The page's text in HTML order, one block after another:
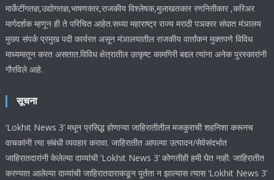
मार्केटींगतज्ञ,उद्योगतज्ञ,भाषणकार,राजकीय विश्लेषक,मुलाखतकार रणनितीकार ,करिअर
मार्गदर्शक म्हणून ही ते परिचित आहेत.सध्या महाराष्ट्र राज्य मराठी पञकार संघात मंञालय
मुख्य संपर्क प्रमुख पदी कार्यरत असून मंञालयातील राजकीय वार्तांकन मुक्तपणे विविध
माध्यमातून करत असतात.विविध क्षेत्रातील उत्कृष्ट कामगिरी बद्दल त्यांना अनेक पुरस्कारांनी
गौरविले आहे.
सूचना
‘Lokhit News 3’ मधून प्रसिद्ध होणाऱ्या जाहिरातीतील मजकुराची शहनिशा करूनच
वाचकांनी त्या संबंधी व्यवहार करावा. जाहिरातीत आपल्या उत्पादन/सेवेसंदर्भात
जाहिरातदारांनी केलेल्या दाव्यांची ‘Lokhit News 3’ कोणतीही हमी घेत नाही. जाहिरातीत
करण्यात आलेल्या दाव्यांची जाहिरातदाराकडून पूर्तता न झाल्यास त्यास ‘Lokhit News 3’